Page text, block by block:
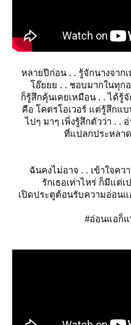
หลายปีก่อน . . รู้จักนางจาก
อ๊ยยย . . ชอบมากในทุกอ
ก็รู้สึกคุ้นเคยเหมือน . . ได้
คือ โคตรโอเวอร์ แต่รู้สึกแบ
ไปๆ มาๆ เพิ่งรู้สึกตัวว่า . .
ที่แปลกประหลา
ฉันคงไม่อาจ . . เข้าใจค
รักเธอเท่าไหร่ ก็มีแต่เ
เปิดประตูต้อนรับความอ่อนแ
#อ่อนแอก็